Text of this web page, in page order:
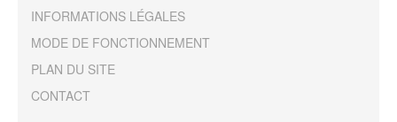
INFORMATIONS LÉGALES
MODE DE FONCTIONNEMENT
PLAN DU SITE
CONTACT